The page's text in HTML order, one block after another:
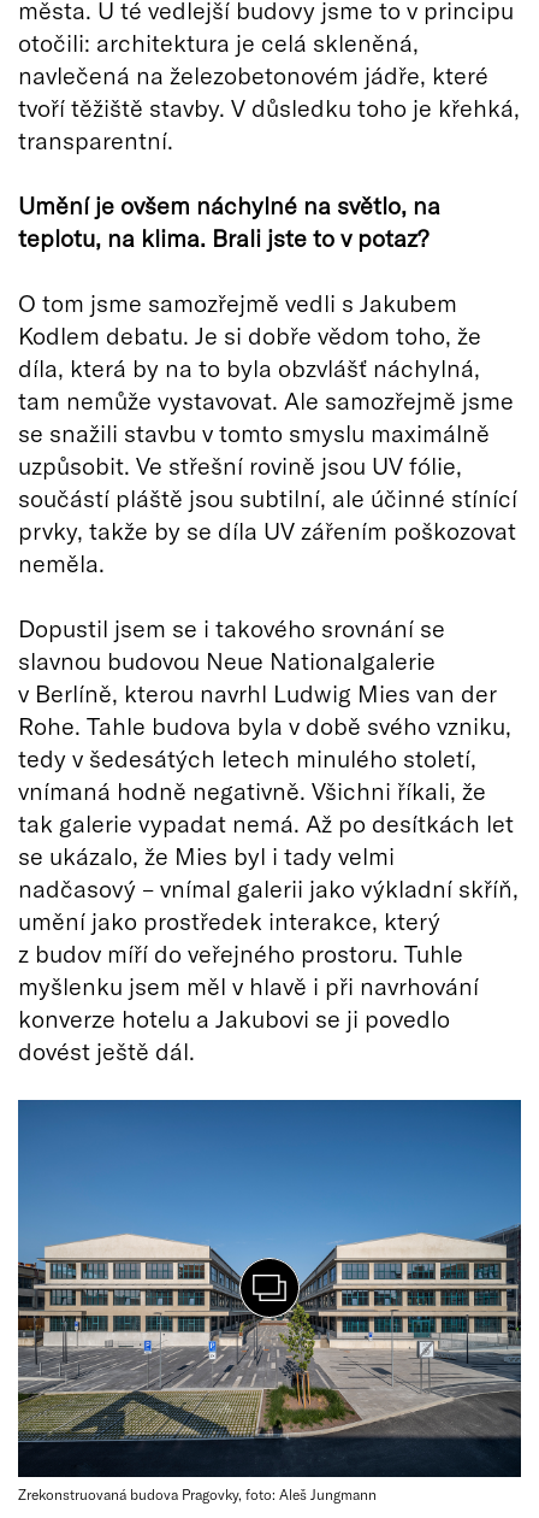
města. U té vedlejší budovy jsme to v principu
otočili: architektura je celá skleněná,
navlečená na železobetonovém jádře, které
tvoří těžiště stavby. V důsledku toho je křehká,
transparentní.
Umění je ovšem náchylné na světlo, na
teplotu, na klima. Brali jste to v potaz?
O tom jsme samozřejmě vedli s Jakubem
Kodlem debatu. Je si dobře vědom toho, že
díla, která by na to byla obzvlášť náchylná,
tam nemůže vystavovat. Ale samozřejmě jsme
se snažili stavbu v tomto smyslu maximálně
uzpůsobit. Ve střešní rovině jsou UV fólie,
součástí pláště jsou subtilní, ale účinné stínící
prvky, takže by se díla UV zářením poškozovat
neměla.
Dopustil jsem se i takového srovnání se
slavnou budovou Neue Nationalgalerie
v Berlíně, kterou navrhl Ludwig Mies van der
Rohe. Tahle budova byla v době svého vzniku,
tedy v šedesátých letech minulého století,
vnímaná hodně negativně. Všichni říkali, že
tak galerie vypadat nemá. Až po desítkách let
se ukázalo, že Mies byl i tady velmi
nadčasový – vnímal galerii jako výkladní skříň,
umění jako prostředek interakce, který
z budov míří do veřejného prostoru. Tuhle
myšlenku jsem měl v hlavě i při navrhování
konverze hotelu a Jakubovi se ji povedlo
dovést ještě dál.
Zrekonstruovaná budova Pragovky, foto: Aleš Jungmann